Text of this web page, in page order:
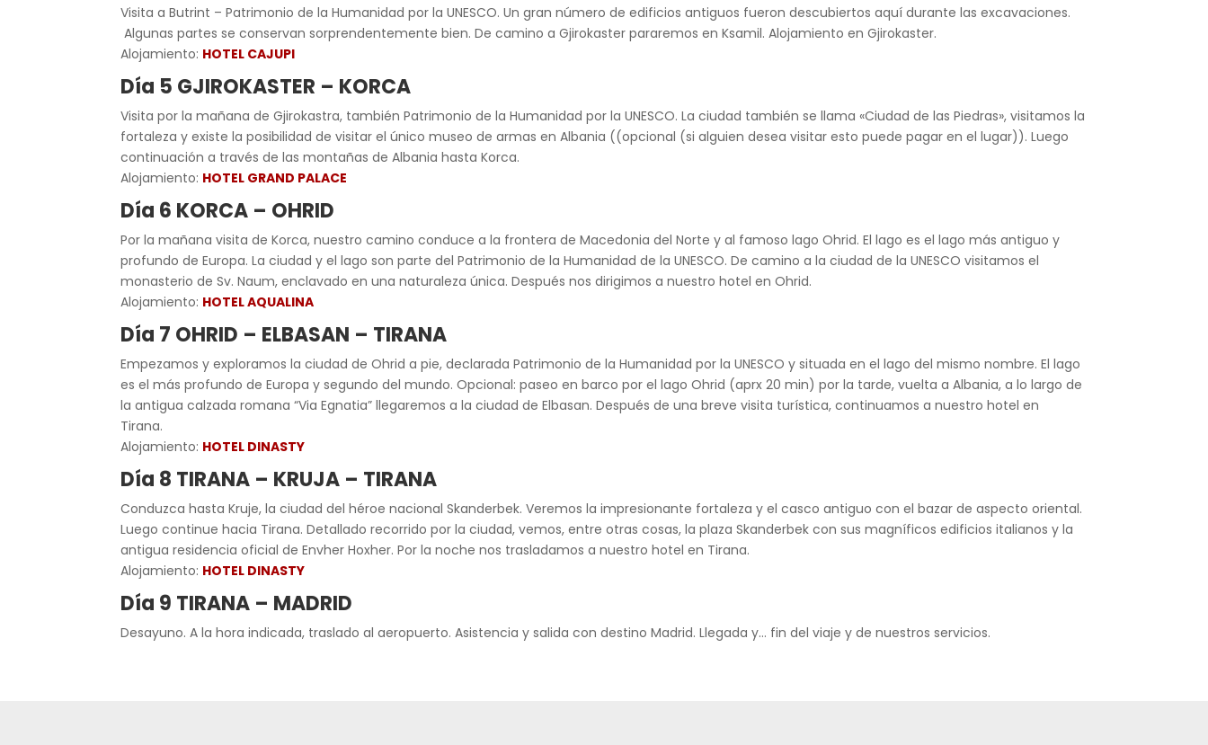
Visita a Butrint – Patrimonio de la Humanidad por la UNESCO. Un gran número de edificios antiguos fueron descubiertos aquí durante las excavaciones.
Algunas partes se conservan sorprendentemente bien. De camino a Gjirokaster pararemos en Ksamil. Alojamiento en Gjirokaster.
Alojamiento: HOTEL CAJUPI
Día 5 GJIROKASTER – KORCA
Visita por la mañana de Gjirokastra, también Patrimonio de la Humanidad por la UNESCO. La ciudad también se llama «Ciudad de las Piedras», visitamos la
fortaleza y existe la posibilidad de visitar el único museo de armas en Albania ((opcional (si alguien desea visitar esto puede pagar en el lugar)). Luego
continuación a través de las montañas de Albania hasta Korca.
Alojamiento: HOTEL GRAND PALACE
Día 6 KORCA – OHRID
Por la mañana visita de Korca, nuestro camino conduce a la frontera de Macedonia del Norte y al famoso lago Ohrid. El lago es el lago más antiguo y
profundo de Europa. La ciudad y el lago son parte del Patrimonio de la Humanidad de la UNESCO. De camino a la ciudad de la UNESCO visitamos el
monasterio de Sv. Naum, enclavado en una naturaleza única. Después nos dirigimos a nuestro hotel en Ohrid.
Alojamiento: HOTEL AQUALINA
Día 7 OHRID – ELBASAN – TIRANA
Empezamos y exploramos la ciudad de Ohrid a pie, declarada Patrimonio de la Humanidad por la UNESCO y situada en el lago del mismo nombre. El lago
es el más profundo de Europa y segundo del mundo. Opcional: paseo en barco por el lago Ohrid (aprx 20 min) por la tarde, vuelta a Albania, a lo largo de
la antigua calzada romana “Via Egnatia” llegaremos a la ciudad de Elbasan. Después de una breve visita turística, continuamos a nuestro hotel en
Tirana.
Alojamiento: HOTEL DINASTY
Día 8 TIRANA – KRUJA – TIRANA
Conduzca hasta Kruje, la ciudad del héroe nacional Skanderbek. Veremos la impresionante fortaleza y el casco antiguo con el bazar de aspecto oriental.
Luego continue hacia Tirana. Detallado recorrido por la ciudad, vemos, entre otras cosas, la plaza Skanderbek con sus magníficos edificios italianos y la
antigua residencia oficial de Envher Hoxher. Por la noche nos trasladamos a nuestro hotel en Tirana.
Alojamiento: HOTEL DINASTY
Día 9 TIRANA – MADRID
Desayuno. A la hora indicada, traslado al aeropuerto. Asistencia y salida con destino Madrid. Llegada y… fin del viaje y de nuestros servicios.